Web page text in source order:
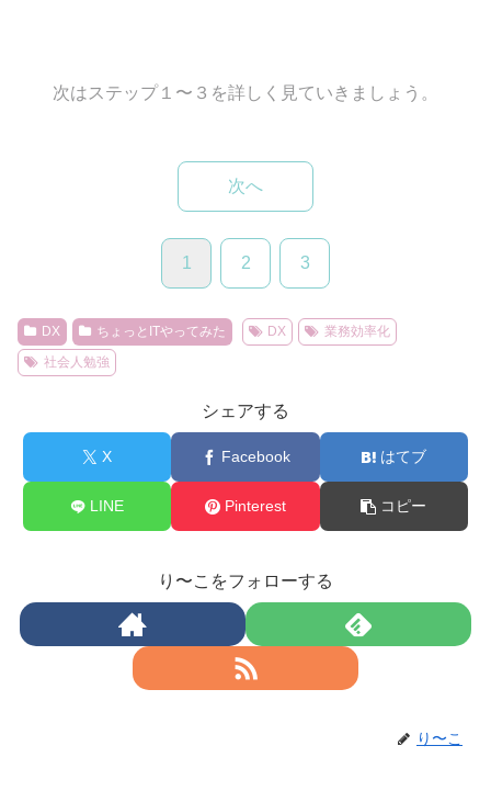
次はステップ１〜３を詳しく見ていきましょう。
次へ
1 2 3
DX ちょっとITやってみた DX
業務効率化
社会人勉強
シェアする
X Facebook はてブ
LINE Pinterest コピー
り〜こをフォローする
り〜こ